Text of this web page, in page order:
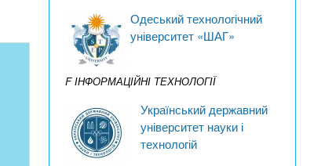
Одеський технологічний
університет «ШАГ»
F ІНФОРМАЦІЙНІ ТЕХНОЛОГІЇ
Український державний
університет науки і
технологій